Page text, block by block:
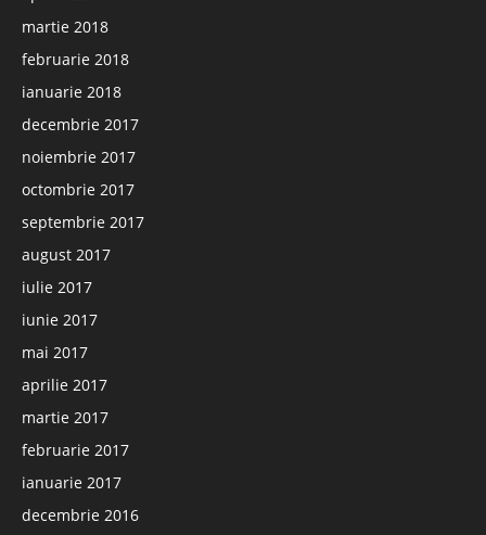
martie 2018
februarie 2018
ianuarie 2018
decembrie 2017
noiembrie 2017
octombrie 2017
septembrie 2017
august 2017
iulie 2017
iunie 2017
mai 2017
aprilie 2017
martie 2017
februarie 2017
ianuarie 2017
decembrie 2016